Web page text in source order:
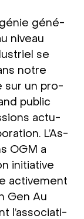
génie géné­
niveau
se
not­re
sur un pro­
public
actu­
L’As­
OGM a
initia­ti­ve
acti­ve­ment
Gen Au
l’as­so­cia­ti­